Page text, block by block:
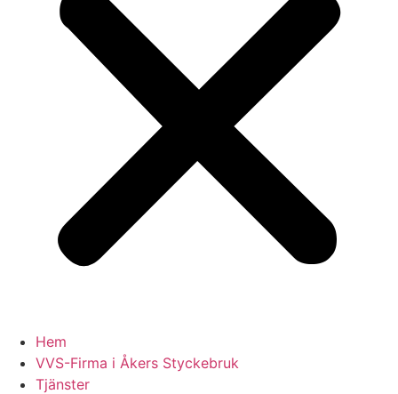
Hem
VVS-Firma i Åkers Styckebruk
Tjänster